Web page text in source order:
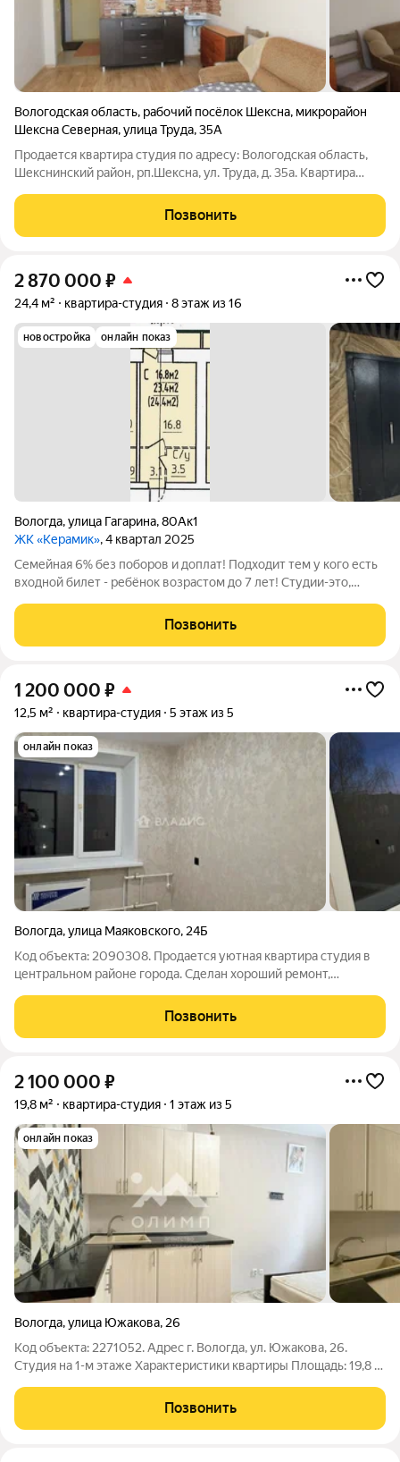
Вологодская область, рабочий посёлок Шексна, микрорайон
Шексна Северная,улица Труда,35А
Продается квартира студия по адресу: Вологодская область,
Шекснинский район, рп.Шексна, ул. Труда, д. 35а. Квартира
квартире сделан косметический ремонт: напольное покрытие-
линолеум в прихожей
Позвонить
2 870 000 ₽
24,4 м² квартира-студия 8 этаж из 16
новостройка онлайн показ
Вологда,улица Гагарина,80Ак1
ЖК «Керамик», 4 квартал 2025
Семейная 6% без поборов и доплат! Подходит тем у кого есть
входной билет - ребёнок возрастом до 7 лет! Студии-это,
покупают, но продают с крайней неохотой! Расчёт по
Семейной ипотеке 6% годовых -цена
Позвонить
1 200 000 ₽
12,5 м² квартира-студия 5 этаж из 5
онлайн показ
Вологда,улица Маяковского, 24Б
Код объекта: 2090308. Продается уютная квартира студия в
центральном районе города. Сделан хороший ремонт,
доступность и развитая инфраструктура района, школы,
детские сады, торговые центры,
Позвонить
2 100 000 ₽
19,8 м² квартира-студия 1 этаж из 5
онлайн показ
Вологда,улица Южакова, 26
Код объекта: 2271052. Адрес г. Вологда, ул. Южакова, 26.
Студия на 1-м этаже Характеристики квартиры Площадь: 19,8 м.
приватно. Центральное отопление. Оставляем всё, что на
фото!
Позвонить